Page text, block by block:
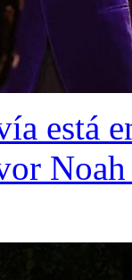
está